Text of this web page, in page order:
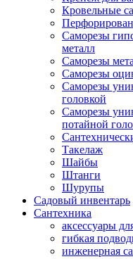
Кровельные
Саморезы
металл
Саморезы
Саморезы
Саморезы
головкой
Саморезы
потайной
Такелаж
Шайбы
Штанги
Шурупы
Садовый инвентарь
Сантехника
аксессуары
гибкая
инженерная